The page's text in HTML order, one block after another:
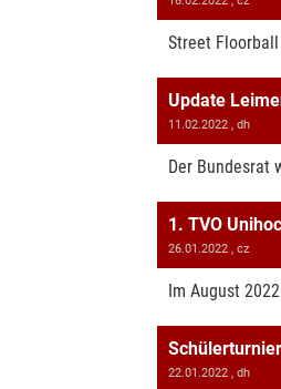
Street
Update
11.02.2022 , dh
Der Bundesrat
1. TVO
26.01.2022 , cz
Im August
22.01.2022 , dh